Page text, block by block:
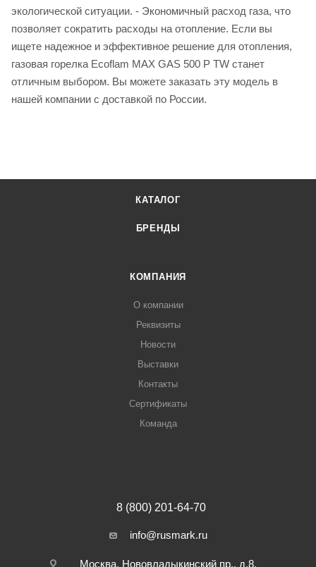
экологической ситуации. - Экономичный расход газа, что
позволяет сократить расходы на отопление. Если вы
ищете надежное и эффективное решение для отопления,
газовая горелка Ecoflam MAX GAS 500 P TW станет
отличным выбором. Вы можете заказать эту модель в
нашей компании с доставкой по России.
КАТАЛОГ
БРЕНДЫ
КОМПАНИЯ
О компании
Реквизиты
Новости
Выставки
Контакты
Сертификаты
Команда
8 (800) 201-64-70
info@rusmark.ru
Москва, Нововладыкинский пр., д.8,